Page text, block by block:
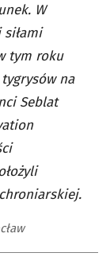
W
tym roku
na
Seblat